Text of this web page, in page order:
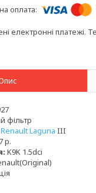
електронні
фільтр
Renault Laguna III
р.
K9K 1.5dci